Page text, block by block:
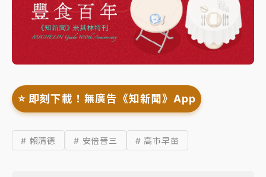
⭐️ 即刻下載！無廣告《知新聞》App
# 賴清德 # 安倍晉三 # 高市早苗